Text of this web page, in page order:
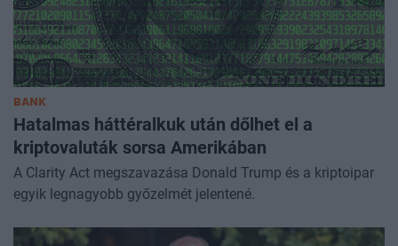
BANK
Hatalmas háttéralkuk után dőlhet el a
kriptovaluták sorsa Amerikában
A Clarity Act megszavazása Donald Trump és a kriptoipar
egyik legnagyobb győzelmét jelentené.